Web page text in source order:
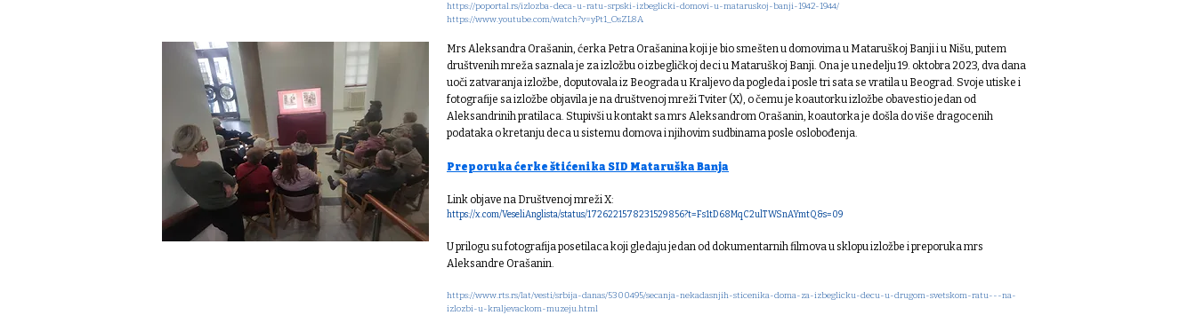
https://poportal.rs/izlozba-deca-u-ratu-srpski-izbeglicki-domovi-u-mataruskoj-banji-1942-1944/
https://www.youtube.com/watch?v=yPt1_OsZL8A
Mrs Aleksandra Orašanin, ćerka Petra Orašanina koji je bio smešten u domovima u Mataruškoj Banji i u Nišu, putem
društvenih mreža saznala je za izložbu o izbegličkoj deci u Mataruškoj Banji. Ona je u nedelju 19. oktobra 2023, dva dana
uoči zatvaranja izložbe, doputovala iz Beograda u Kraljevo da pogleda i posle tri sata se vratila u Beograd. Svoje utiske i
fotografije sa izložbe objavila je na društvenoj mreži Tviter (X), o čemu je koautorku izložbe obavestio jedan od
Aleksandrinih pratilaca. Stupivši u kontakt sa mrs Aleksandrom Orašanin, koautorka je došla do više dragocenih
podataka o kretanju deca u sistemu domova i njihovim sudbinama posle oslobođenja.
Preporuka ćerke štićenika SID Mataruška Banja
Link objave na Društvenoj mreži X:
https://x.com/VeseliAnglista/status/1726221578231529856?t=Fs1tD68MqC2ulTWSnAYmtQ&s=09
U prilogu su fotografija posetilaca koji gledaju jedan od dokumentarnih filmova u sklopu izložbe i preporuka mrs
Aleksandre Orašanin.
https://www.rts.rs/lat/vesti/srbija-danas/5300495/secanja-nekadasnjih-sticenika-doma-za-izbeglicku-decu-u-drugom-svetskom-ratu---na-
izlozbi-u-kraljevackom-muzeju.html